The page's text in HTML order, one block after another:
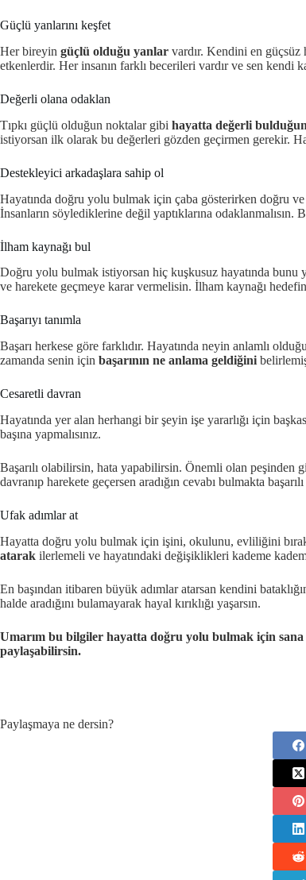
Güçlü yanlarını keşfet
Her bireyin güçlü olduğu yanlar vardır. Kendini en güçsüz
etkenlerdir. Her insanın farklı becerileri vardır ve sen
Değerli olana odaklan
Tıpkı güçlü olduğun noktalar gibi hayatta değerli
istiyorsan ilk olarak bu değerleri gözden geçirmen gerekir.
Destekleyici arkadaşlara sahip ol
Hayatında doğru yolu bulmak için çaba gösterirken doğru ve
İnsanların söylediklerine değil yaptıklarına odaklanmalısın.
İlham kaynağı bul
Doğru yolu bulmak istiyorsan hiç kuşkusuz hayatında bunu
ve harekete geçmeye karar vermelisin. İlham kaynağı
Başarıyı tanımla
Başarı herkese göre farklıdır. Hayatında neyin anlamlı
zamanda senin için başarının ne anlama geldiğini
Cesaretli davran
Hayatında yer alan herhangi bir şeyin işe yararlığı için
başına yapmalısınız.
Başarılı olabilirsin, hata yapabilirsin. Önemli olan
davranıp harekete geçersen aradığın cevabı bulmakta
Ufak adımlar at
Hayatta doğru yolu bulmak için işini, okulunu, evliliğini
atarak ilerlemeli ve hayatındaki değişiklikleri kademe
En başından itibaren büyük adımlar atarsan kendini
halde aradığını bulamayarak hayal kırıklığı yaşarsın.
Umarım bu bilgiler hayatta doğru yolu bulmak için
paylaşabilirsin.
Paylaşmaya ne dersin?